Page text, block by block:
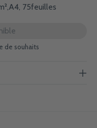
75feuilles
de souhaits